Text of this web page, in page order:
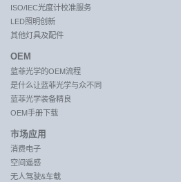
ISO/IEC光度计校准服务
LED照明创新
其他灯具及配件
OEM
蓝菲光学的OEM流程
是什么让蓝菲光学与众不同
蓝菲光学装备精良
OEM手册下载
市场应用
消费电子
空间遥感
无人驾驶&车载